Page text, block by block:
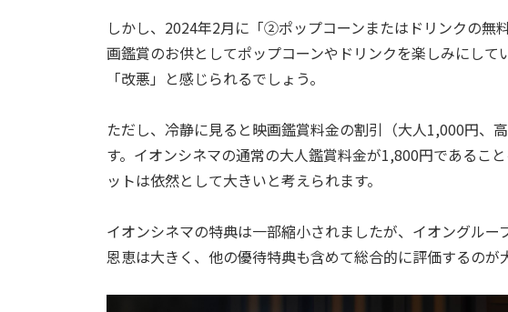
しかし、2024年2月に「②ポップコーンまたはドリンクの無
画鑑賞のお供としてポップコーンやドリンクを楽しみにして
「改悪」と感じられるでしょう。
ただし、冷静に見ると映画鑑賞料金の割引（大人1,000円、
す。イオンシネマの通常の大人鑑賞料金が1,800円であるこ
ットは依然として大きいと考えられます。
イオンシネマの特典は一部縮小されましたが、イオングル
恩恵は大きく、他の優待特典も含めて総合的に評価するのが